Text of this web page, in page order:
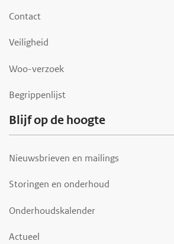
o
e
r
Contact
Veiligheid
Woo-verzoek
Begrippenlijst
Blijf op de hoogte
Nieuwsbrieven en mailings
Storingen en onderhoud
Onderhoudskalender
Actueel